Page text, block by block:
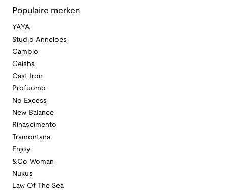
Populaire merken
YAYA
Studio Anneloes
Cambio
Geisha
Cast Iron
Profuomo
No Excess
New Balance
Rinascimento
Tramontana
Enjoy
&Co Woman
Nukus
Law Of The Sea